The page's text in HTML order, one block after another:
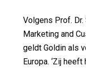
Volgens Prof.
Marketing and
geldt Goldin als
Europa. ‘Zij